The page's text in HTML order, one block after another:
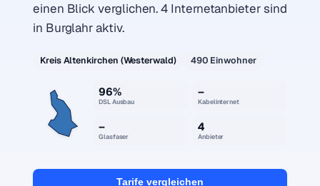
einen Blick verglichen. 4 Internetanbieter sind
in Burglahr aktiv.
Kreis Altenkirchen (Westerwald) 490 Einwohner
96%
DSL Ausbau
–
Kabelinternet
–
Glasfaser
4
Anbieter
Tarife vergleichen